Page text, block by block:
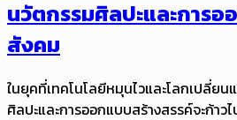
นวัตกรรมศิลปะและการ
สังคม
ในยุคที่เทคโนโลยีหมุนไวและโลกเปลี่ย
ศิลปะและการออกแบบสร้างสรรค์จะก้าวไ